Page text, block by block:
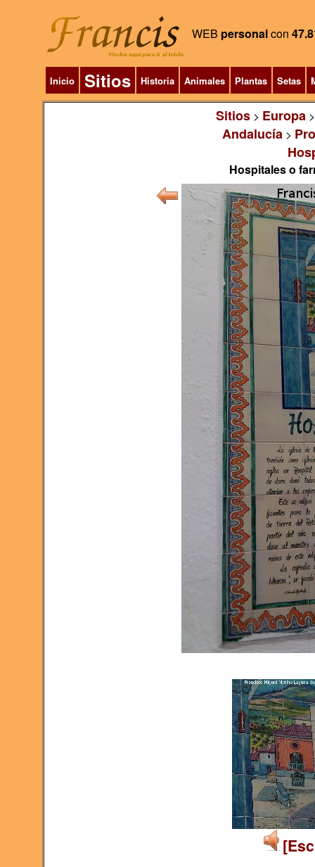
WEB personalcon
Inicio Sitios Historia Animales Plantas Setas
Sitios> Europa
Andalucía>
Hospitales o